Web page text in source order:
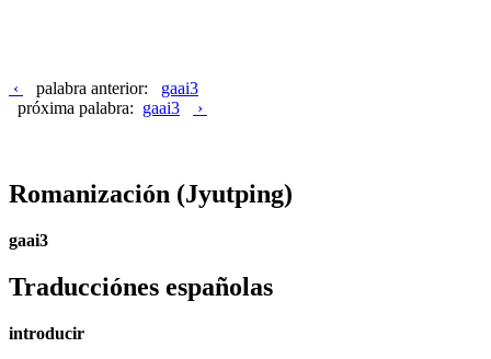
‹ palabra anterior: gaai3
próxima palabra: gaai3 ›
Romanización (Jyutping)
gaai3
Traducciónes españolas
introducir